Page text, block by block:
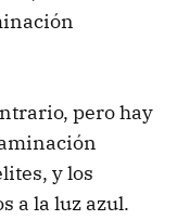
pero hay
y los
a la luz azul.